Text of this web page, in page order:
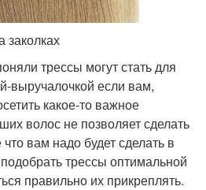
заколках
трессы могут стать для
выручалочкой если вам,
какое-то важное
волос не позволяет сделать
вам надо будет сделать в
трессы оптимальной
правильно их прикреплять.